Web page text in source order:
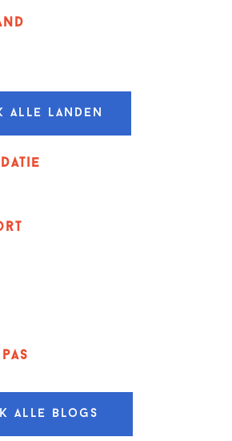
alle landen
alle blogs